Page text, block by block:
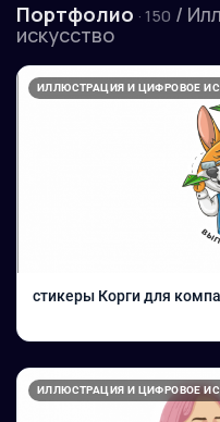
Портфолио · 150 /
искусство
ИЛЛЮСТРАЦИЯ И ЦИФРОВОЕ
стикеры Корги для
ИЛЛЮСТРАЦИЯ И ЦИФРОВОЕ